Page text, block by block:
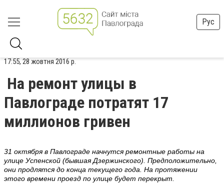
Рус
17:55, 28 жовтня 2016 р.
На ремонт улицы в
Павлограде потратят 17
миллионов гривен
31 октября в Павлограде начнутся ремонтные работы на
улице Успенской (бывшая Дзержинского). Предположительно,
они продлятся до конца текущего года. На протяжении
этого времени проезд по улице будет перекрыт.